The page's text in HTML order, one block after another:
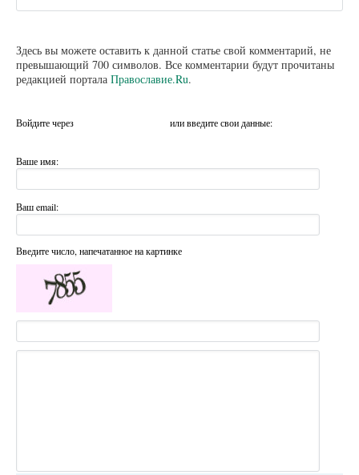
Здесь вы можете оставить к данной статье свой комментарий, не
превышающий 700 символов. Все комментарии будут прочитаны
редакцией портала Православие.Ru.
Войдите через или введите свои данные:
Ваше имя:
Ваш email:
Введите число, напечатанное на картинке